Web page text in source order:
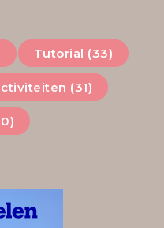
Tutorial (33)
(31)